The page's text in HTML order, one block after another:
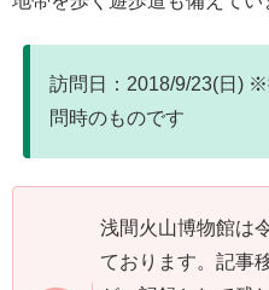
訪問日：2018/9/23(日)
問時のものです
浅間火山博物館は
ております。記事